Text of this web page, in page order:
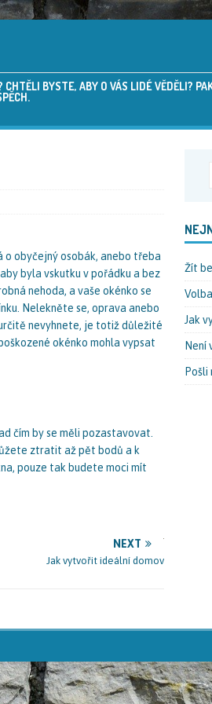
BYSTE, ABY O VÁS LIDÉ VĚDĚLI?
o obyčejný osobák, anebo třeba
byla vskutku v pořádku a bez
nehoda, a vaše okénko se
Nelekněte se, oprava anebo
nevyhnete, je totiž důležité
okénko mohla vypsat
čím by se měli pozastavovat.
ztratit až pět bodů a k
pouze tak budete moci mít
NEXT
Jak vytvořit ideální domov
Žít
Jak
Není
Pošli